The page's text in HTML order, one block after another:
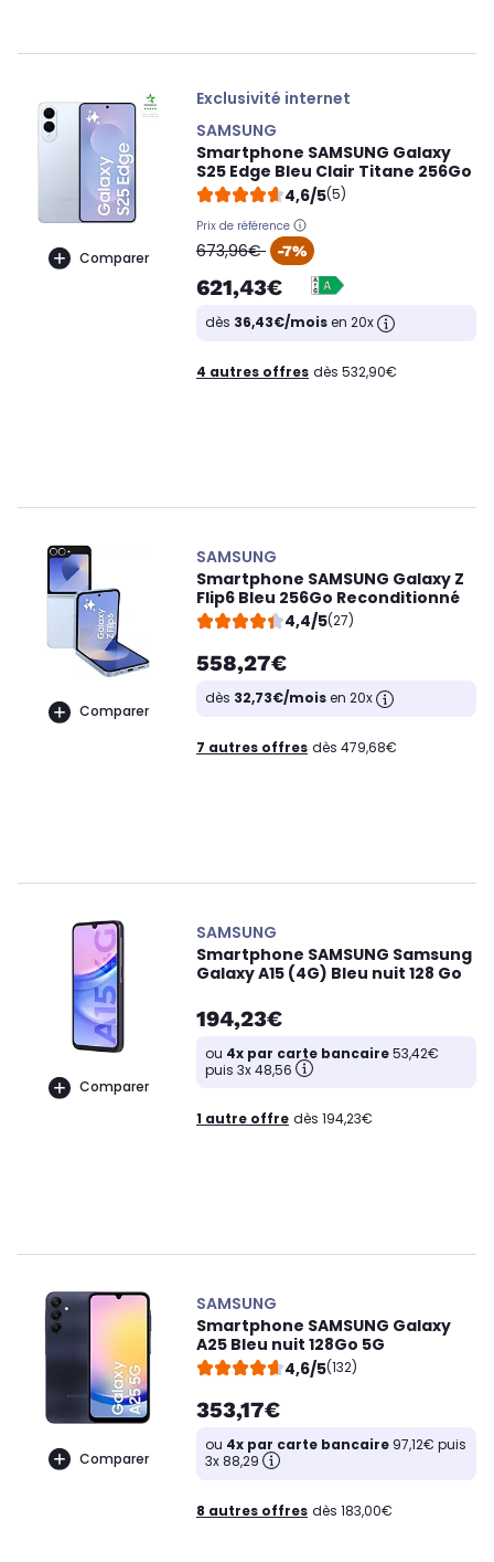
Comparer
Exclusivité internet
SAMSUNG
Smartphone SAMSUNG Galaxy
S25 Edge Bleu Clair Titane 256Go
4,6/5(5)
Prix de référence
oldPrice
673,96€ -7%
621,43€
dès 36,43€/moisen 20x
4 autres offres dès 532,90€
Comparer
SAMSUNG
Smartphone SAMSUNG Galaxy Z
Flip6 Bleu 256Go Reconditionné
4,4/5(27)
558,27€
dès 32,73€/moisen 20x
7 autres offres dès 479,68€
Comparer
SAMSUNG
Smartphone SAMSUNG Samsung
Galaxy A15 (4G) Bleu nuit 128 Go
194,23€
ou 4x par carte bancaire53,42€
puis 3x 48,56
1 autre offre dès 194,23€
Comparer
SAMSUNG
Smartphone SAMSUNG Galaxy
A25 Bleu nuit 128Go 5G
4,6/5(132)
353,17€
ou 4x par carte bancaire 97,12€ puis
3x 88,29
8 autres offres dès 183,00€